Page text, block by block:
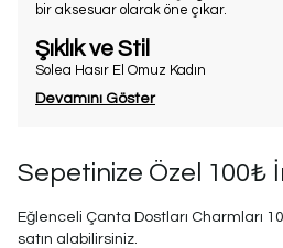
bir aksesuar olarak öne çıkar.
Şıklık ve Stil
Solea Hasır El Omuz Kadın
Devamını Göster
Sepetinize Özel 100₺
Eğlenceli Çanta Dostları Charmları
satın alabilirsiniz.